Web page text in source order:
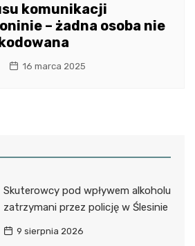
komunikacji
– żadna osoba nie
16 marca 2025
Skuterowcy pod wpływem alkoholu
zatrzymani przez policję w Ślesinie
9 sierpnia 2026